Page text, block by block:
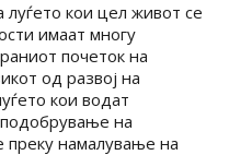
луѓето кои цел живот се
имаат многу
почеток на
од развој на
кои водат
на
преку намалување на